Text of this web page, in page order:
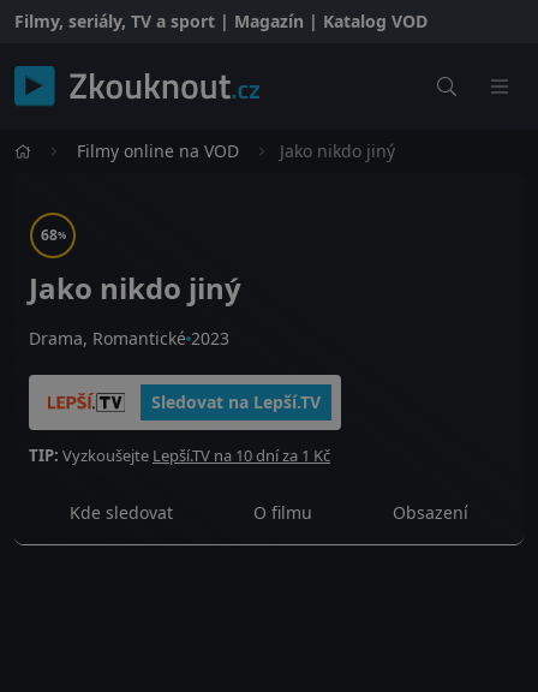
Filmy, seriály, TV a sport | Magazín | Katalog VOD
Filmy online na VOD Jako nikdo jiný
68%
Jako nikdo jiný
Drama, Romantické 2023
Sledovat na Lepší.TV
TIP: Vyzkoušejte Lepší.TV na 10 dní za 1 Kč
Kde sledovat O filmu Obsazení